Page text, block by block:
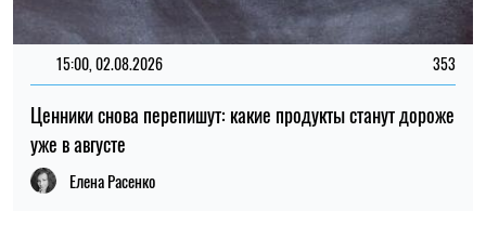
ПОПУЛЯРНЫЕ НОВОСТИ